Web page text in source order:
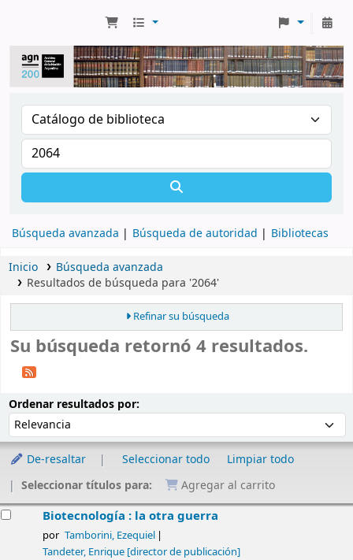
Búsqueda avanzada Búsqueda de autoridad Bibliotecas
Inicio
Búsqueda avanzada
Resultados de búsqueda para '2064'
Refinar su búsqueda
Su búsqueda retornó 4 resultados.
Ordenar resultados por:
De-resaltar Seleccionar todo
Limpiar todo
Seleccionar títulos para:
Agregar al carrito
Biotecnología : la otra guerra
por Tamborini, Ezequiel
Tandeter, Enrique [director de publicación]